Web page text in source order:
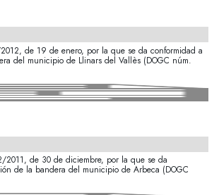
2012, de 19 de enero, por la que se da conformidad a
del municipio de Llinars del Vallès (DOGC núm.
2011, de 30 de diciembre, por la que se da
de la bandera del municipio de Arbeca (DOGC